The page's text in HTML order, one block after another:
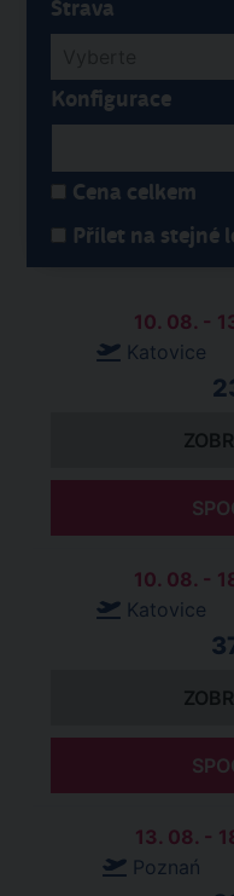
Strava
Konfigurace
Cena celkem
Přílet na stejné
10. 08. -
Katovice
10. 08. -
Katovice
13. 08. -
Poznań